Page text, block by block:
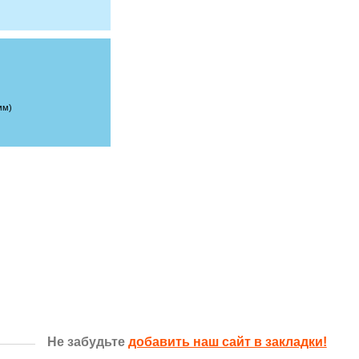
Не забудьте добавить наш сайт в закладки!